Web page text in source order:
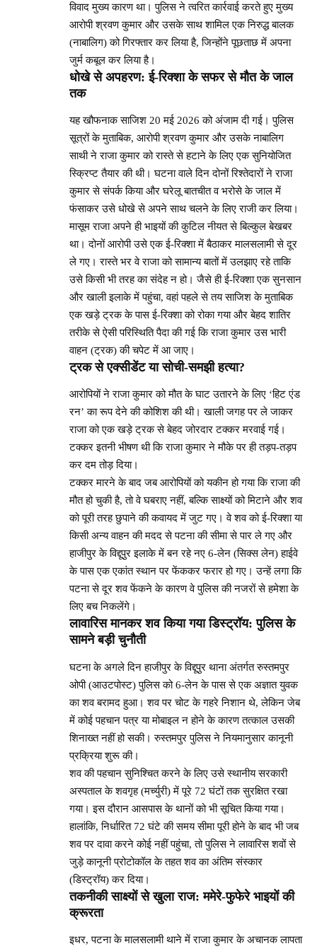
विवाद मुख्य कारण था। पुलिस ने त्वरित कार्रवाई करते हुए मुख्य
आरोपी श्रवण कुमार और उसके साथ शामिल एक निरुद्ध बालक
(नाबालिग) को गिरफ्तार कर लिया है, जिन्होंने पूछताछ में अपना
जुर्म कबूल कर लिया है।
धोखे से अपहरण: ई-रिक्शा के सफर से मौत के जाल
तक
यह खौफनाक साजिश 20 मई 2026 को अंजाम दी गई। पुलिस
सूत्रों के मुताबिक, आरोपी श्रवण कुमार और उसके नाबालिग
साथी ने राजा कुमार को रास्ते से हटाने के लिए एक सुनियोजित
स्क्रिप्ट तैयार की थी। घटना वाले दिन दोनों रिश्तेदारों ने राजा
कुमार से संपर्क किया और घरेलू बातचीत व भरोसे के जाल में
फंसाकर उसे धोखे से अपने साथ चलने के लिए राजी कर लिया।
मासूम राजा अपने ही भाइयों की कुटिल नीयत से बिल्कुल बेखबर
था। दोनों आरोपी उसे एक ई-रिक्शा में बैठाकर मालसलामी से दूर
ले गए। रास्ते भर वे राजा को सामान्य बातों में उलझाए रहे ताकि
उसे किसी भी तरह का संदेह न हो। जैसे ही ई-रिक्शा एक सुनसान
और खाली इलाके में पहुंचा, वहां पहले से तय साजिश के मुताबिक
एक खड़े ट्रक के पास ई-रिक्शा को रोका गया और बेहद शातिर
तरीके से ऐसी परिस्थिति पैदा की गई कि राजा कुमार उस भारी
वाहन (ट्रक) की चपेट में आ जाए।
ट्रक से एक्सीडेंट या सोची-समझी हत्या?
आरोपियों ने राजा कुमार को मौत के घाट उतारने के लिए ‘हिट एंड
रन’ का रूप देने की कोशिश की थी। खाली जगह पर ले जाकर
राजा को एक खड़े ट्रक से बेहद जोरदार टक्कर मरवाई गई।
टक्कर इतनी भीषण थी कि राजा कुमार ने मौके पर ही तड़प-तड़प
कर दम तोड़ दिया।
टक्कर मारने के बाद जब आरोपियों को यकीन हो गया कि राजा की
मौत हो चुकी है, तो वे घबराए नहीं, बल्कि साक्ष्यों को मिटाने और शव
को पूरी तरह छुपाने की कवायद में जुट गए। वे शव को ई-रिक्शा या
किसी अन्य वाहन की मदद से पटना की सीमा से पार ले गए और
हाजीपुर के विद्दूपुर इलाके में बन रहे नए 6-लेन (सिक्स लेन) हाईवे
के पास एक एकांत स्थान पर फेंककर फरार हो गए। उन्हें लगा कि
पटना से दूर शव फेंकने के कारण वे पुलिस की नजरों से हमेशा के
लिए बच निकलेंगे।
लावारिस मानकर शव किया गया डिस्ट्रॉय: पुलिस के
सामने बड़ी चुनौती
घटना के अगले दिन हाजीपुर के विद्दूपुर थाना अंतर्गत रुस्तमपुर
ओपी (आउटपोस्ट) पुलिस को 6-लेन के पास से एक अज्ञात युवक
का शव बरामद हुआ। शव पर चोट के गहरे निशान थे, लेकिन जेब
में कोई पहचान पत्र या मोबाइल न होने के कारण तत्काल उसकी
शिनाख्त नहीं हो सकी। रुस्तमपुर पुलिस ने नियमानुसार कानूनी
प्रक्रिया शुरू की।
शव की पहचान सुनिश्चित करने के लिए उसे स्थानीय सरकारी
अस्पताल के शवगृह (मर्च्युरी) में पूरे 72 घंटों तक सुरक्षित रखा
गया। इस दौरान आसपास के थानों को भी सूचित किया गया।
हालांकि, निर्धारित 72 घंटे की समय सीमा पूरी होने के बाद भी जब
शव पर दावा करने कोई नहीं पहुंचा, तो पुलिस ने लावारिस शवों से
जुड़े कानूनी प्रोटोकॉल के तहत शव का अंतिम संस्कार
(डिस्ट्रॉय) कर दिया।
तकनीकी साक्ष्यों से खुला राज: ममेरे-फुफेरे भाइयों की
क्रूरता
इधर, पटना के मालसलामी थाने में राजा कुमार के अचानक लापता